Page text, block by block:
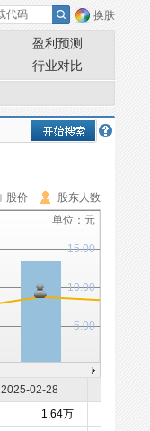
换肤
盈利预测
行业对比
股价
股东人数
单位：元
5.00
10.00
15.00
2025-02-28
1.64万